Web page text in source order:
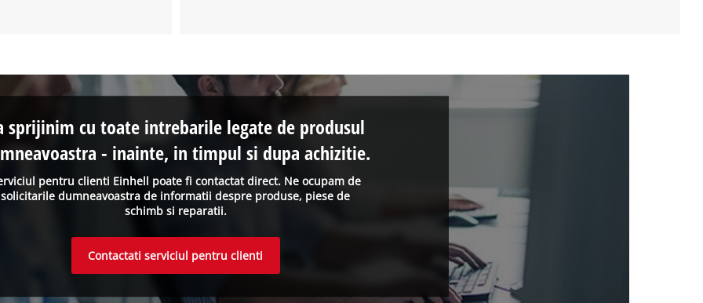
pentru clienti Einhell poate fi contactat direct. Ne ocupam de
solicitarile dumneavoastra de informatii despre produse, piese de
schimb si reparatii.
sprijinim cu toate intrebarile legate de produsul
- inainte, in timpul si dupa achizitie.
Contactati serviciul pentru clienti